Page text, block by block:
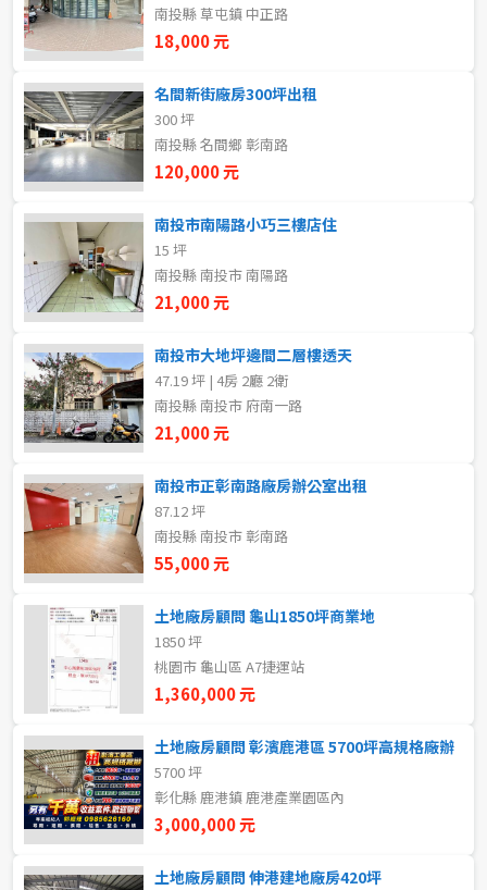
台中市
彰化縣
南投縣
雲林縣
嘉義市
嘉義縣
台南市
高雄市
澎湖縣
屏東縣
台東縣
花蓮縣
金門連江
車位
坪數
不拘
20~30 坪
40~50 坪
60~70 坪
80坪以上
~
樓層
不拘
1樓 2樓
3樓 4樓
21樓以上
~
南投縣 草屯鎮 中正路
18,000 元
名間新街廠房300坪出租
300 坪
南投縣 名間鄉 彰南路
120,000 元
南投市南陽路小巧三樓店住
15 坪
南投縣 南投市 南陽路
21,000 元
南投市大地坪邊間二層樓透天
47.19 坪 | 4房 2廳 2衛
南投縣 南投市 府南一路
21,000 元
南投市正彰南路廠房辦公室出租
87.12 坪
南投縣 南投市 彰南路
55,000 元
土地廠房顧問 龜山1850坪商業地
1850 坪
桃園市 龜山區 A7捷運站
1,360,000 元
土地廠房顧問 彰濱鹿港區 5700坪高規格廠辦
5700 坪
彰化縣 鹿港鎮 鹿港產業園區內
3,000,000 元
土地廠房顧問 伸港建地廠房420坪